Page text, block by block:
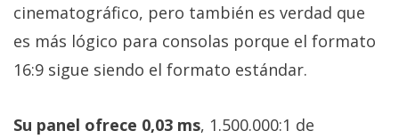
cinematográfico, pero también es verdad que
es más lógico para consolas porque el formato
16:9 sigue siendo el formato estándar.
Su panel ofrece 0,03 ms, 1.500.000:1 de